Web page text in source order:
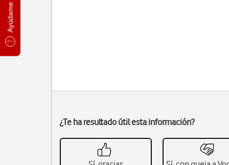
¿Te ha resultado útil esta información?